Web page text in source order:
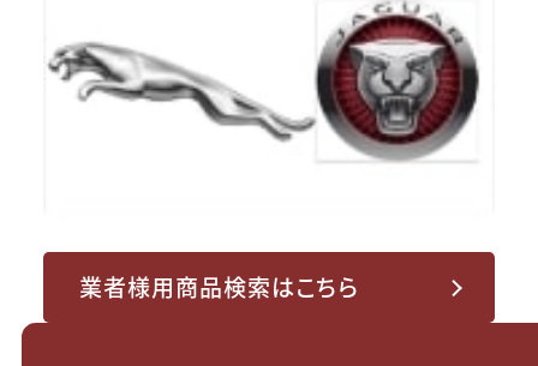
業者様用商品検索はこちら